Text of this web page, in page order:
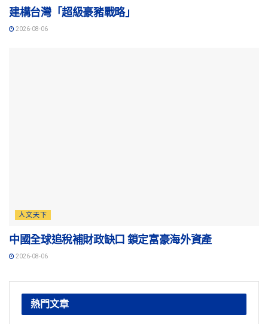
建構台灣「超級豪豬戰略」
2026-08-06
人文天下
中國全球追稅補財政缺口 鎖定富豪海外資產
2026-08-06
熱門文章